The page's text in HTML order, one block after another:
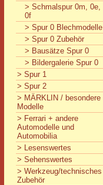
> Schmalspur 0m, 0e,
0f
> Spur 0 Blechmodelle
> Spur 0 Zubehör
> Bausätze Spur 0
> Bildergalerie Spur 0
> Spur 1
> Spur 2
> MÄRKLIN / besondere
Modelle
> Ferrari + andere
Automodelle und
Automobilia
> Lesenswertes
> Sehenswertes
> Werkzeug/technisches
Zubehör